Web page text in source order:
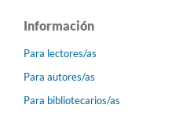
Información
Para lectores/as
Para autores/as
Para bibliotecarios/as